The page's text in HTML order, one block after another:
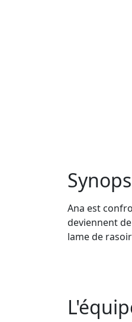
Ana est
deviennent
lame de